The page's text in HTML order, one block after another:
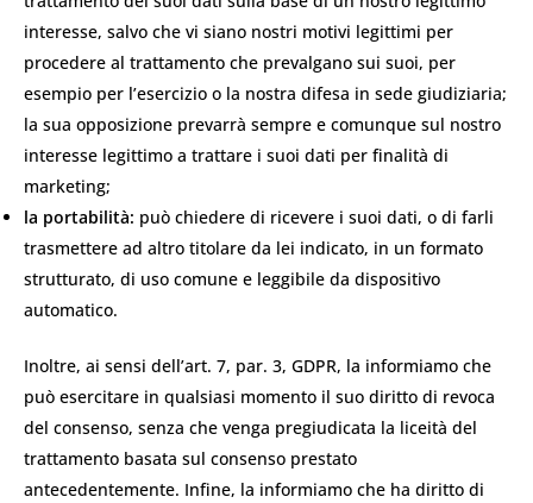
interesse, salvo che vi siano nostri motivi legittimi per
procedere al trattamento che prevalgano sui suoi, per
esempio per l’esercizio o la nostra difesa in sede giudiziaria;
la sua opposizione prevarrà sempre e comunque sul nostro
interesse legittimo a trattare i suoi dati per finalità di
marketing;
la portabilità: può chiedere di ricevere i suoi dati, o di farli
trasmettere ad altro titolare da lei indicato, in un formato
strutturato, di uso comune e leggibile da dispositivo
automatico.
Inoltre, ai sensi dell’art. 7, par. 3, GDPR, la informiamo che
può esercitare in qualsiasi momento il suo diritto di revoca
del consenso, senza che venga pregiudicata la liceità del
trattamento basata sul consenso prestato
antecedentemente. Infine, la informiamo che ha diritto di